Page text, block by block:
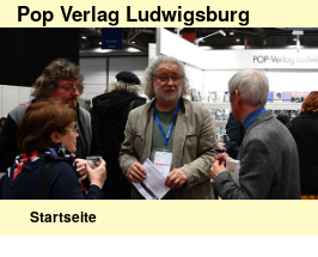
Pop Verlag Ludwigsburg
Startseite